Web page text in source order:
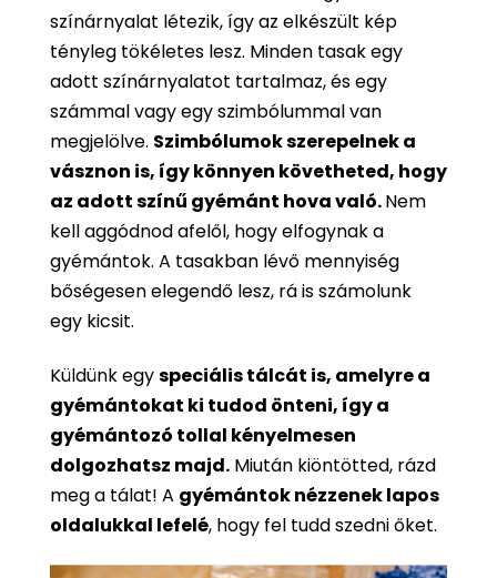
színárnyalat létezik, így az elkészült kép
tényleg tökéletes lesz. Minden tasak egy
adott színárnyalatot tartalmaz, és egy
számmal vagy egy szimbólummal van
megjelölve. Szimbólumok szerepelnek a
vásznon is, így könnyen követheted, hogy
az adott színű gyémánt hova való.Nem
kell aggódnod afelől, hogy elfogynak a
gyémántok. A tasakban lévő mennyiség
bőségesen elegendő lesz, rá is számolunk
egy kicsit.
Küldünk egyspeciális tálcát is, amelyre a
gyémántokat ki tudod önteni, így a
gyémántozó tollal kényelmesen
dolgozhatsz majd. Miután kiöntötted, rázd
meg a tálat! A gyémántok nézzenek lapos
oldalukkal lefelé, hogy fel tudd szedni őket.